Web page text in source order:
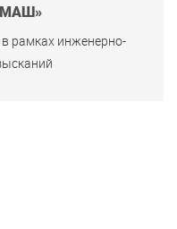
рамках инженерно-